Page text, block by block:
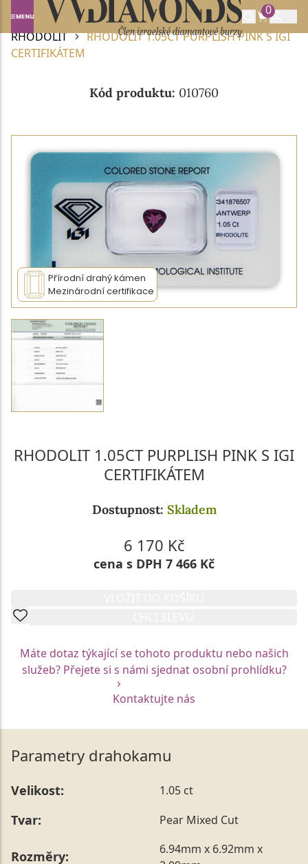
0
Domů
DRAHOKAMY A POLODRAHOKAMY
RHODOLIT
RHODOLIT 1.05CT PURPLISH PINK S IGI
CERTIFIKÁTEM
Kód produktu: 010760
Přírodní drahý kámen
Mezinárodní certifikace
RHODOLIT 1.05CT PURPLISH PINK S IGI
CERTIFIKÁTEM
Dostupnost: Skladem
6 170 Kč
cena s DPH 7 466 Kč
Máte dotaz týkající se tohoto produktu nebo našich
služeb? Přejete si s námi sjednat osobní prohlídku?
Kontaktujte nás
Parametry drahokamu
Velikost: 1.05 ct
Tvar: Pear Mixed Cut
Rozměry:
6.94mm x 6.92mm x